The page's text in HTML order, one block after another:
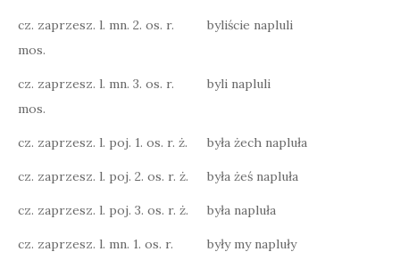
cz. zaprzesz. l. mn. 2. os. r.
mos.
byliście napluli
cz. zaprzesz. l. mn. 3. os. r.
mos.
byli napluli
cz. zaprzesz. l. poj. 1. os. r. ż. była żech napluła
cz. zaprzesz. l. poj. 2. os. r. ż. była żeś napluła
cz. zaprzesz. l. poj. 3. os. r. ż. była napluła
cz. zaprzesz. l. mn. 1. os. r.
były my napluły